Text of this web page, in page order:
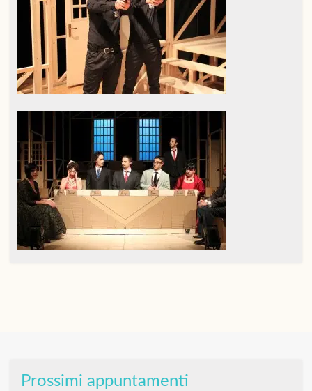
Prossimi appuntamenti